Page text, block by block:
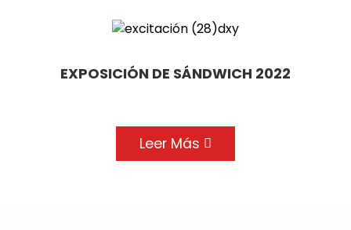
EXPOSICIÓN DE SÁNDWICH 2022
Leer Más